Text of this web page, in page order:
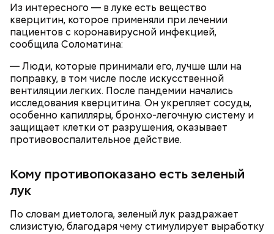
Из интересного — в луке есть вещество
кверцитин, которое применяли при лечении
пациентов с коронавирусной инфекцией,
сообщила Соломатина:
— Люди, которые принимали его, лучше шли на
поправку, в том числе после искусственной
вентиляции легких. После пандемии начались
исследования кверцитина. Он укрепляет сосуды,
особенно капилляры, бронхо-легочную систему и
защищает клетки от разрушения, оказывает
противовоспалительное действие.
Кому противопоказано есть зеленый
лук
По словам диетолога, зеленый лук раздражает
слизистую, благодаря чему стимулирует выработку
продукты и напитки, которые
выводят токсины из организма
Ранние плоды, по словам врача, лучше не есть:
Чистит сосуды и защищает от
рака: чем полезен кресс-салат